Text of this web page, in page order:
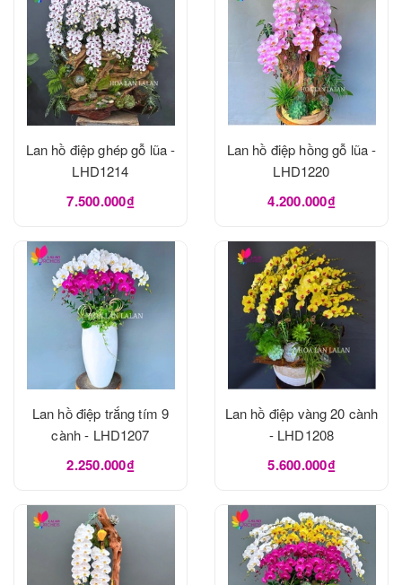
Lan hồ điệp ghép gỗ lũa -
LHD1214
7.500.000₫
Lan hồ điệp hồng gỗ lũa -
LHD1220
4.200.000₫
Lan hồ điệp trắng tím 9
cành - LHD1207
2.250.000₫
Lan hồ điệp vàng 20 cành
- LHD1208
5.600.000₫